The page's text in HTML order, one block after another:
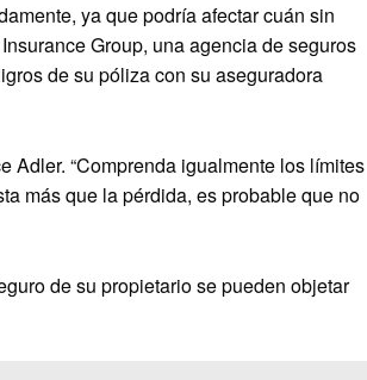
ya que podría afectar cuán sin
Group, una agencia de seguros
de su póliza con su aseguradora
Adler. “Comprenda igualmente los límites
más que la pérdida, es probable que no
de su propietario se pueden objetar